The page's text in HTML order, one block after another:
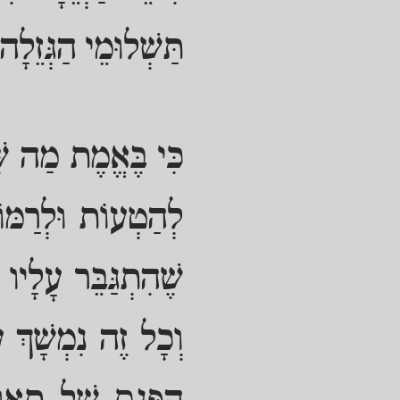
תַּשְׁלוּמֵי
כִּי בֶּאֱמֶת מַה
לְהַטְעוֹת
שֶׁהִתְגַּבֵּר
וְכָל זֶה